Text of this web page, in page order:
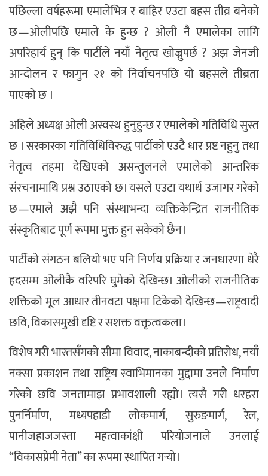
पछिल्ला वर्षहरूमा एमालेभित्र र बाहिर एउटा बहस तीव्र बनेको
छ—ओलीपछि एमाले के हुन्छ ? ओली नै एमालेका लागि
अपरिहार्य हुन् कि पार्टीले नयाँ नेतृत्व खोज्नुपर्छ ? अझ जेनजी
आन्दोलन र फागुन २१ को निर्वाचनपछि यो बहसले तीब्रता
पाएको छ ।
अहिले अध्यक्ष ओली अस्वस्थ हुनुहुन्छ र एमालेको गतिविधि सुस्त
छ । सरकारका गतिविधिविरुद्ध पार्टीको एउटै धार प्रष्ट नहुनु तथा
नेतृत्व तहमा देखिएको असन्तुलनले एमालेको आन्तरिक
संरचनामाथि प्रश्न उठाएको छ। यसले एउटा यथार्थ उजागर गरेको
छ—एमाले अझै पनि संस्थाभन्दा व्यक्तिकेन्द्रित राजनीतिक
संस्कृतिबाट पूर्ण रूपमा मुक्त हुन सकेको छैन।
पार्टीको संगठन बलियो भए पनि निर्णय प्रक्रिया र जनधारणा धेरै
हदसम्म ओलीकै वरिपरि घुमेको देखिन्छ। ओलीको राजनीतिक
शक्तिको मूल आधार तीनवटा पक्षमा टिकेको देखिन्छ—राष्ट्रवादी
छवि, विकासमुखी दृष्टि र सशक्त वक्तृत्वकला।
विशेष गरी भारतसँगको सीमा विवाद, नाकाबन्दीको प्रतिरोध, नयाँ
नक्सा प्रकाशन तथा राष्ट्रिय स्वाभिमानका मुद्दामा उनले निर्माण
गरेको छवि जनतामाझ प्रभावशाली रह्यो। त्यसै गरी धरहरा
पुनर्निर्माण, मध्यपहाडी लोकमार्ग, सुरुङमार्ग, रेल,
पानीजहाजजस्ता महत्वाकांक्षी परियोजनाले उनलाई
“विकासप्रेमी नेता” का रूपमा स्थापित गर्‍यो।